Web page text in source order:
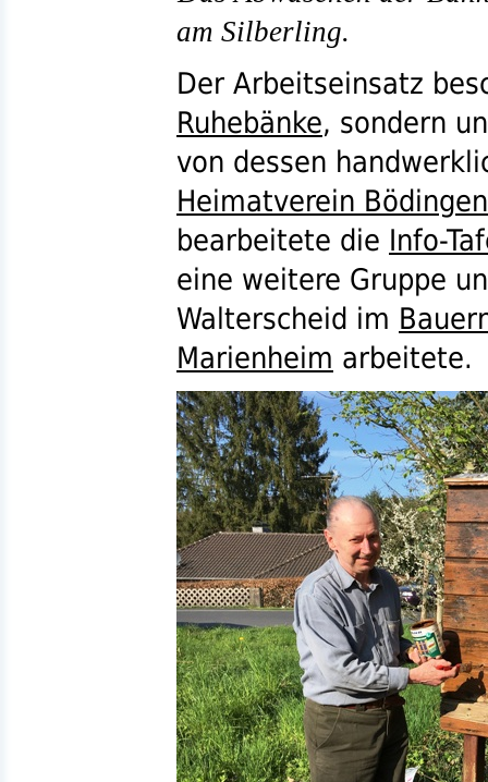
am Silberling.
Der Arbeitseinsatz
Ruhebänke, sondern
von dessen
Heimatverein Bödingen
bearbeitete die Info-
eine weitere Gruppe
Walterscheid im
Marienheim arbeitete.